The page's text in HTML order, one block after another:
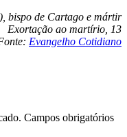
bispo de Cartago e mártir
Exortação ao martírio, 13
Evangelho Cotidiano
Campos obrigatórios